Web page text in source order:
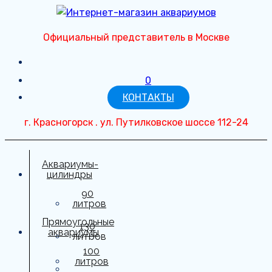
содержимомуОфициальный представитель в Москве
0
КОНТАКТЫ
г. Красногорск . ул. Путилковское шоссе 112-24
Аквариумы-
цилиндры
90
литров
130
литров
150
литров
Прямоугольные
аквариумы
100
литров